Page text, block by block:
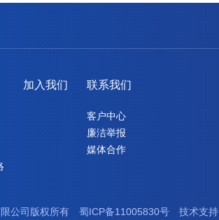
加入我们 联系我们
客户中心
廉洁举报
媒体合作
公司版权所有 蜀ICP备11005830号技术支持